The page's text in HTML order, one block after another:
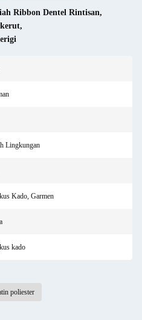
Ribbon Dentel Rintisan,
,
Lingkungan
Kado, Garmen
kado
poliester